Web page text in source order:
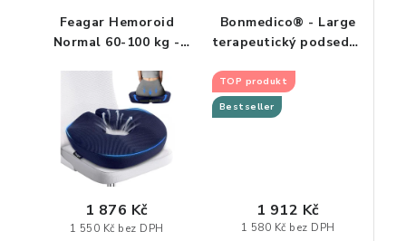
Naše realizace, inspirace a návody
Kontakty
Feagar Hemoroid
Normal 60-100 kg -
1 550 Kč bez DPH
1 876 Kč
Bonmedico® - Large
terapeutický podsedák
gelu
TOP produkt
Bestseller
1 580 Kč bez DPH
1 912 Kč